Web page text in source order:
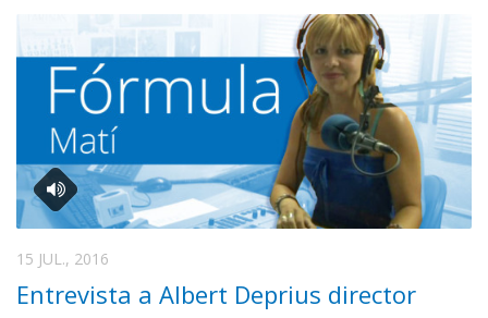
Només faltava això
Ràdio Culturitza’t
Rànquing RC
Records Guinness
Temps d’estiu
15 JUL., 2016
Entrevista a Albert Deprius director